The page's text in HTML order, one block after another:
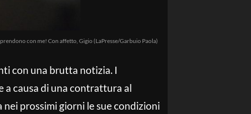
con me! Con affetto, Gigio (LaPresse/Garbuio Paola)
con una brutta notizia. I
a causa di una contrattura al
prossimi giorni le sue condizioni